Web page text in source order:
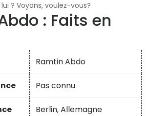
? Voyons, voulez-vous?
: Faits en
Ramtin Abdo
Pas connu
Berlin, Allemagne